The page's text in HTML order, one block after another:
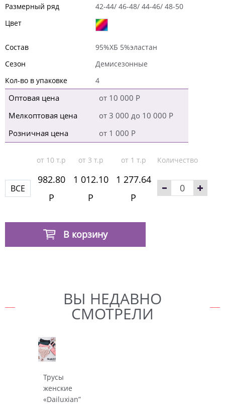
Размерный ряд
42-44/ 46-48/ 44-46/ 48-50
Цвет
Состав
95%ХБ 5%эластан
Сезон
Демисезонные
Кол-во в упаковке
4
Оптовая цена
от 10 000 Р
Мелкоптовая цена
от 3 000 до 10 000 Р
Розничная цена
от 1 000 Р
от 10 т.р от 3 т.р от 1 т.р Количество
ВСЕ
982.80
Р
1 012.10
Р
1 277.64
Р
В корзину
ВЫ НЕДАВНО
СМОТРЕЛИ
Трусы
женские
«Dailuxian”